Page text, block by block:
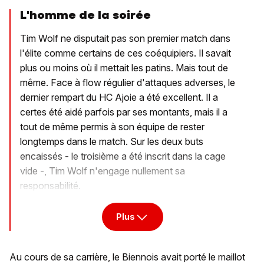
L'homme de la soirée
Tim Wolf ne disputait pas son premier match dans
l'élite comme certains de ces coéquipiers. Il savait
plus ou moins où il mettait les patins. Mais tout de
même. Face à flow régulier d'attaques adverses, le
dernier rempart du HC Ajoie a été excellent. Il a
certes été aidé parfois par ses montants, mais il a
tout de même permis à son équipe de rester
longtemps dans le match. Sur les deux buts
encaissés - le troisième a été inscrit dans la cage
vide -, Tim Wolf n'engage nullement sa
responsabilité.
Plus
Au cours de sa carrière, le Biennois avait porté le maillot